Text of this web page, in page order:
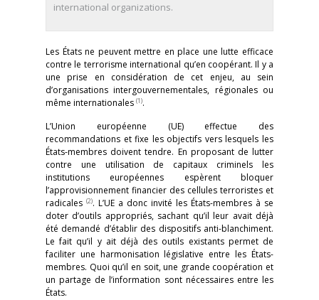
international organizations.
Les États ne peuvent mettre en place une lutte efficace
contre le terrorisme international qu’en coopérant. Il y a
une prise en considération de cet enjeu, au sein
d’organisations intergouvernementales, régionales ou
même internationales (1).
L’Union européenne (UE) effectue des
recommandations et fixe les objectifs vers lesquels les
États-membres doivent tendre. En proposant de lutter
contre une utilisation de capitaux criminels les
institutions européennes espèrent bloquer
l’approvisionnement financier des cellules terroristes et
radicales (2). L’UE a donc invité les États-membres à se
doter d’outils appropriés, sachant qu’il leur avait déjà
été demandé d’établir des dispositifs anti-blanchiment.
Le fait qu’il y ait déjà des outils existants permet de
faciliter une harmonisation législative entre les États-
membres. Quoi qu’il en soit, une grande coopération et
un partage de l’information sont nécessaires entre les
États.